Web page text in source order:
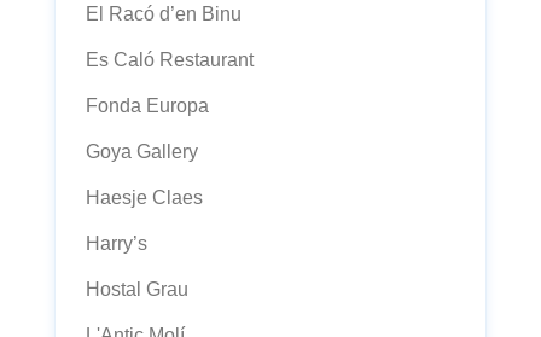
El Racó d’en Binu
Es Caló Restaurant
Fonda Europa
Goya Gallery
Haesje Claes
Harry’s
Hostal Grau